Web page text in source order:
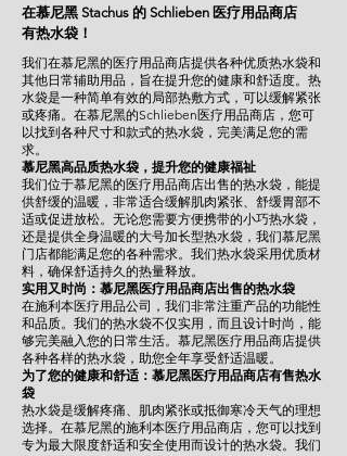
在慕尼黑 Stachus 的 Schlieben 医疗用品商店
有热水袋！
我们在慕尼黑的医疗用品商店提供各种优质热水袋和
其他日常辅助用品，旨在提升您的健康和舒适度。热
水袋是一种简单有效的局部热敷方式，可以缓解紧张
或疼痛。在慕尼黑的Schlieben医疗用品商店，您可
以找到各种尺寸和款式的热水袋，完美满足您的需
求。
慕尼黑高品质热水袋，提升您的健康福祉
我们位于慕尼黑的医疗用品商店出售的热水袋，能提
供舒缓的温暖，非常适合缓解肌肉紧张、舒缓胃部不
适或促进放松。无论您需要方便携带的小巧热水袋，
还是提供全身温暖的大号加长型热水袋，我们慕尼黑
门店都能满足您的各种需求。我们热水袋采用优质材
料，确保舒适持久的热量释放。
实用又时尚：慕尼黑医疗用品商店出售的热水袋
在施利本医疗用品公司，我们非常注重产品的功能性
和品质。我们的热水袋不仅实用，而且设计时尚，能
够完美融入您的日常生活。慕尼黑医疗用品商店提供
各种各样的热水袋，助您全年享受舒适温暖。
为了您的健康和舒适：慕尼黑医疗用品商店有售热水
袋
热水袋是缓解疼痛、肌肉紧张或抵御寒冷天气的理想
选择。在慕尼黑的施利本医疗用品商店，您可以找到
专为最大限度舒适和安全使用而设计的热水袋。我们